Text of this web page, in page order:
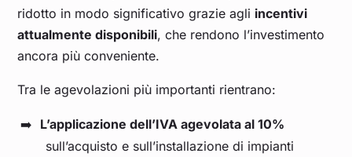
ridotto in modo significativo grazie agli incentivi
attualmente disponibili, che rendono l’investimento
ancora più conveniente.
Tra le agevolazioni più importanti rientrano:
L’applicazione dell’IVA agevolata al 10%
sull’acquisto e sull’installazione di impianti